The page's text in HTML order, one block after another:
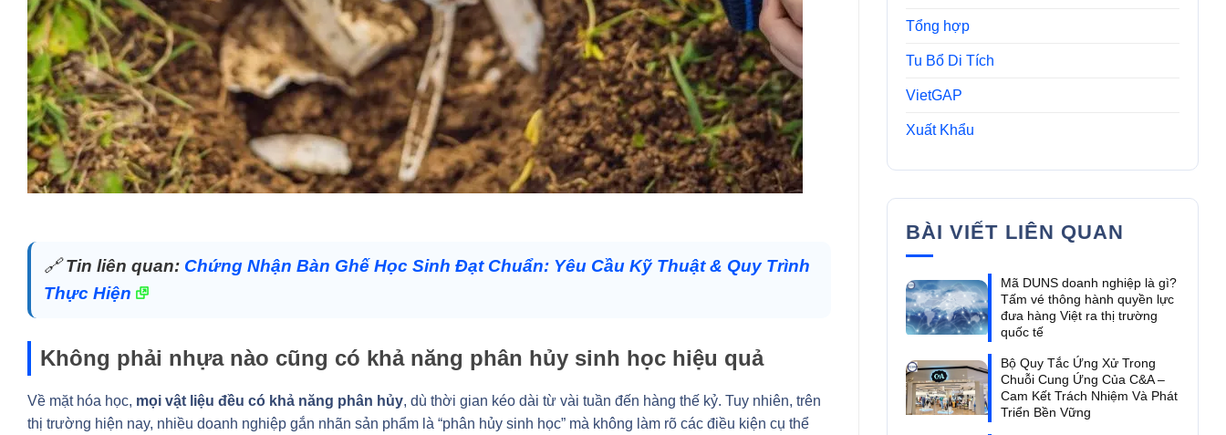
🔗Tin liên quan: Chứng Nhận Bàn Ghế Học Sinh Đạt Chuẩn: Yêu Cầu Kỹ Thuật & Quy Trình
Thực Hiện
Không phải nhựa nào cũng có khả năng phân hủy sinh học hiệu quả
Về mặt hóa học, mọi vật liệu đều có khả năng phân hủy, dù thời gian kéo dài từ vài tuần đến hàng thế kỷ. Tuy nhiên, trên
thị trường hiện nay, nhiều doanh nghiệp gắn nhãn sản phẩm là “phân hủy sinh học” mà không làm rõ các điều kiện cụ thể
Tổng hợp
Tu Bổ Di Tích
VietGAP
Xuất Khẩu
BÀI VIẾT LIÊN QUAN
Mã DUNS doanh nghiệp là gì?
Tấm vé thông hành quyền lực
đưa hàng Việt ra thị trường
quốc tế
Bộ Quy Tắc Ứng Xử Trong
Chuỗi Cung Ứng Của C&A –
Cam Kết Trách Nhiệm Và Phát
Triển Bền Vững